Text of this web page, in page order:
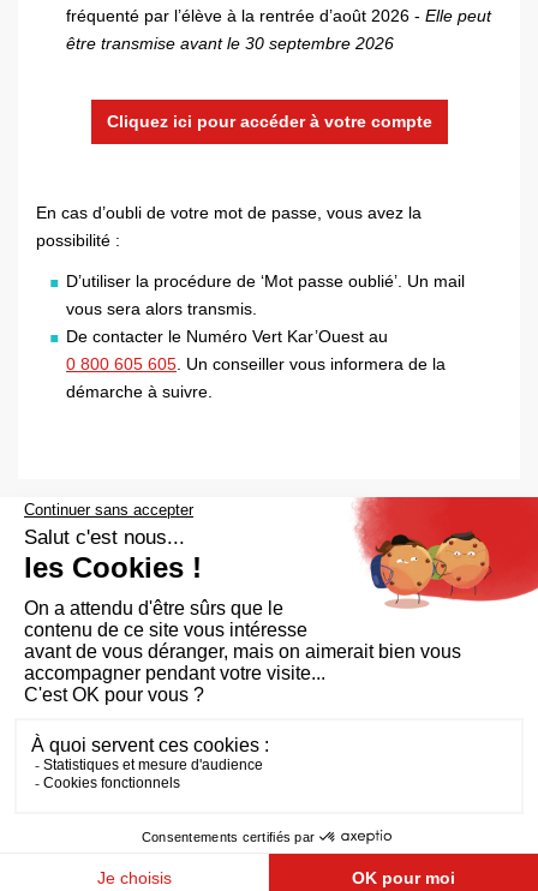
fréquenté par l’élève à la rentrée d’août 2026 - Elle peut
être transmise avant le 30 septembre 2026
Cliquez ici pour accéder à votre compte
En cas d’oubli de votre mot de passe, vous avez la
possibilité :
D’utiliser la procédure de ‘Mot passe oublié’. Un mail
vous sera alors transmis.
De contacter le Numéro Vert Kar’Ouest au
0 800 605 605 . Un conseiller vous informera de la
démarche à suivre.
Mentions légales
CGU Cookies